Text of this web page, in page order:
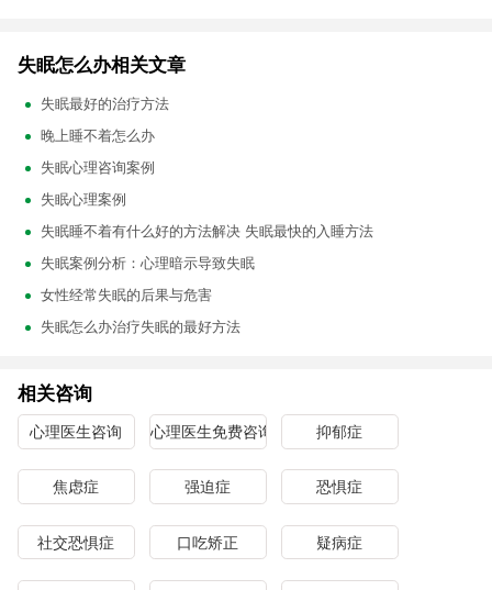
失眠怎么办相关文章
失眠最好的治疗方法
晚上睡不着怎么办
失眠心理咨询案例
失眠心理案例
失眠睡不着有什么好的方法解决 失眠最快的入睡方法
失眠案例分析：心理暗示导致失眠
女性经常失眠的后果与危害
失眠怎么办治疗失眠的最好方法
相关咨询
心理医生咨询 心理医生免费咨询 抑郁症
焦虑症 强迫症 恐惧症
社交恐惧症 口吃矫正 疑病症